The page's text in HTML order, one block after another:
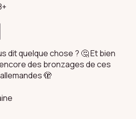
dit quelque chose ? 🤔 Et bien
des bronzages de ces
🫣